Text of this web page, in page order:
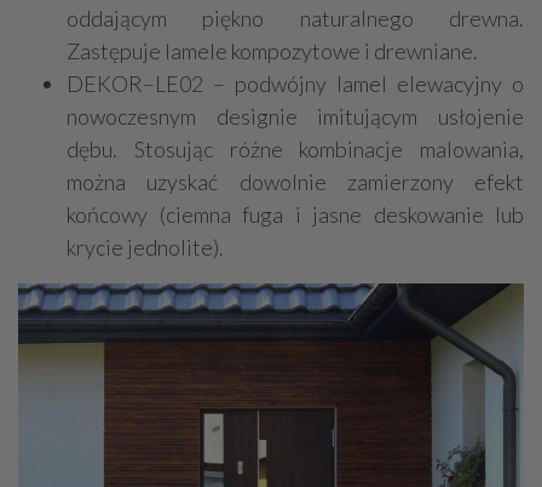
oddającym piękno naturalnego drewna.
Zastępuje lamele kompozytowe i drewniane.
DEKOR–LE02 – podwójny lamel elewacyjny o
nowoczesnym designie imitującym usłojenie
dębu. Stosując różne kombinacje malowania,
można uzyskać dowolnie zamierzony efekt
końcowy (ciemna fuga i jasne deskowanie lub
krycie jednolite).